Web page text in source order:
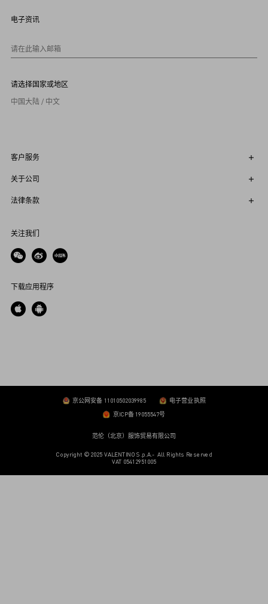
电子资讯
请在此输入邮箱
请选择国家或地区
中国大陆 / 中文
客户服务
关于公司
法律条款
关注我们
下载应用程序
京公网安备 11010502039985 电子营业执照
京ICP备 19055547号
范伦（北京）服饰贸易有限公司
Copyright © 2025 VALENTINO S.p.A.- All Rights Reserved
VAT 05412951005